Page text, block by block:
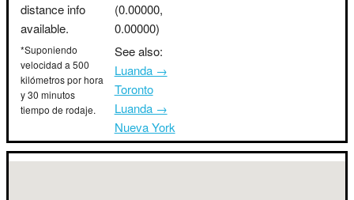
distance info
available.
*Suponiendo
velocidad a 500
kilómetros por hora
y 30 minutos
tiempo de rodaje.
(0.00000,
0.00000)
See also:
Luanda →
Toronto
Luanda →
Nueva York